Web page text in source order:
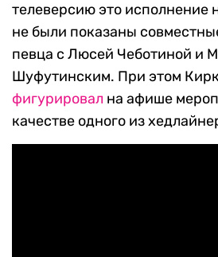
телеверсию это исполнение
не были показаны
певца с Люсей Чеботиной и
Шуфутинским. При этом
фигурировал на афише
качестве одного из